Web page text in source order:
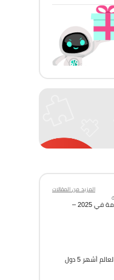
المزيد من المقالات
تخفيضات سيفورا القادمة في 2025 –
اكثر الدول سياحة في العالم أشهر 5 دول